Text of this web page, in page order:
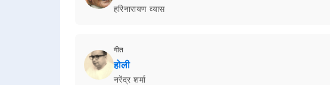
हरिनारायण व्यास
गीत
होली
नरेंद्र शर्मा